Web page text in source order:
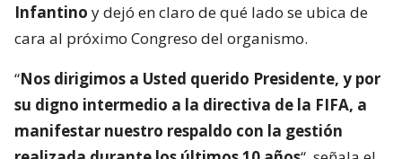
Infantino y dejó en claro de qué lado se ubica de
cara al próximo Congreso del organismo.
“Nos dirigimos a Usted querido Presidente, y por
su digno intermedio a la directiva de la FIFA, a
manifestar nuestro respaldo con la gestión